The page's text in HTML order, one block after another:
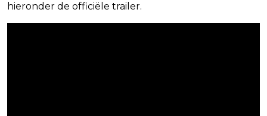
hieronder de officiële trailer.